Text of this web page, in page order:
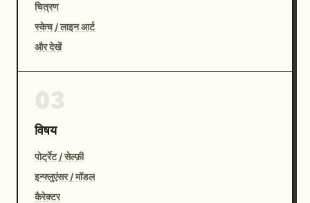
चित्रण
स्केच / लाइन आर्ट
और देखें
विषय
पोर्ट्रेट / सेल्फ़ी
इन्फ्लुएंसर / मॉडल
कैरेक्टर